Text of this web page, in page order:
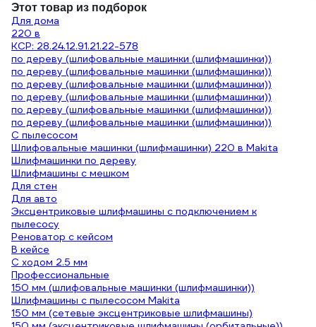
Этот товар из подборок
Для дома
220 в
КСР: 28.24.12.91.21.22-578
по дереву (шлифовальные машинки (шлифмашинки))
по дереву (шлифовальные машинки (шлифмашинки))
по дереву (шлифовальные машинки (шлифмашинки))
по дереву (шлифовальные машинки (шлифмашинки))
по дереву (шлифовальные машинки (шлифмашинки))
по дереву (шлифовальные машинки (шлифмашинки))
С пылесосом
Шлифовальные машинки (шлифмашинки) 220 в Makita
Шлифмашинки по дереву
Шлифмашины с мешком
Для стен
Для авто
Эксцентриковые шлифмашины с подключением к
пылесосу
Реноватор с кейсом
В кейсе
С ходом 2.5 мм
Профессиональные
150 мм (шлифовальные машинки (шлифмашинки))
Шлифмашины с пылесосом Makita
150 мм (сетевые эксцентриковые шлифмашины)